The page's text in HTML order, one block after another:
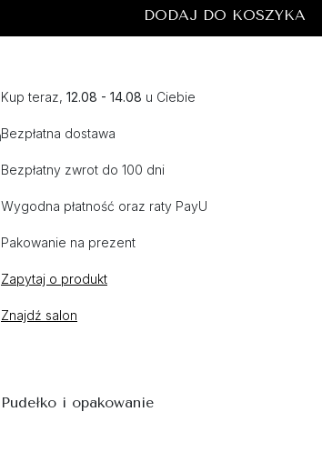
DODAJ DO KOSZYKA
Kup teraz, 12.08 - 14.08 u Ciebie
Bezpłatna dostawa
Bezpłatny zwrot do 100 dni
Wygodna płatność oraz raty PayU
Pakowanie na prezent
Zapytaj o produkt
Znajdź salon
Pudełko i opakowanie